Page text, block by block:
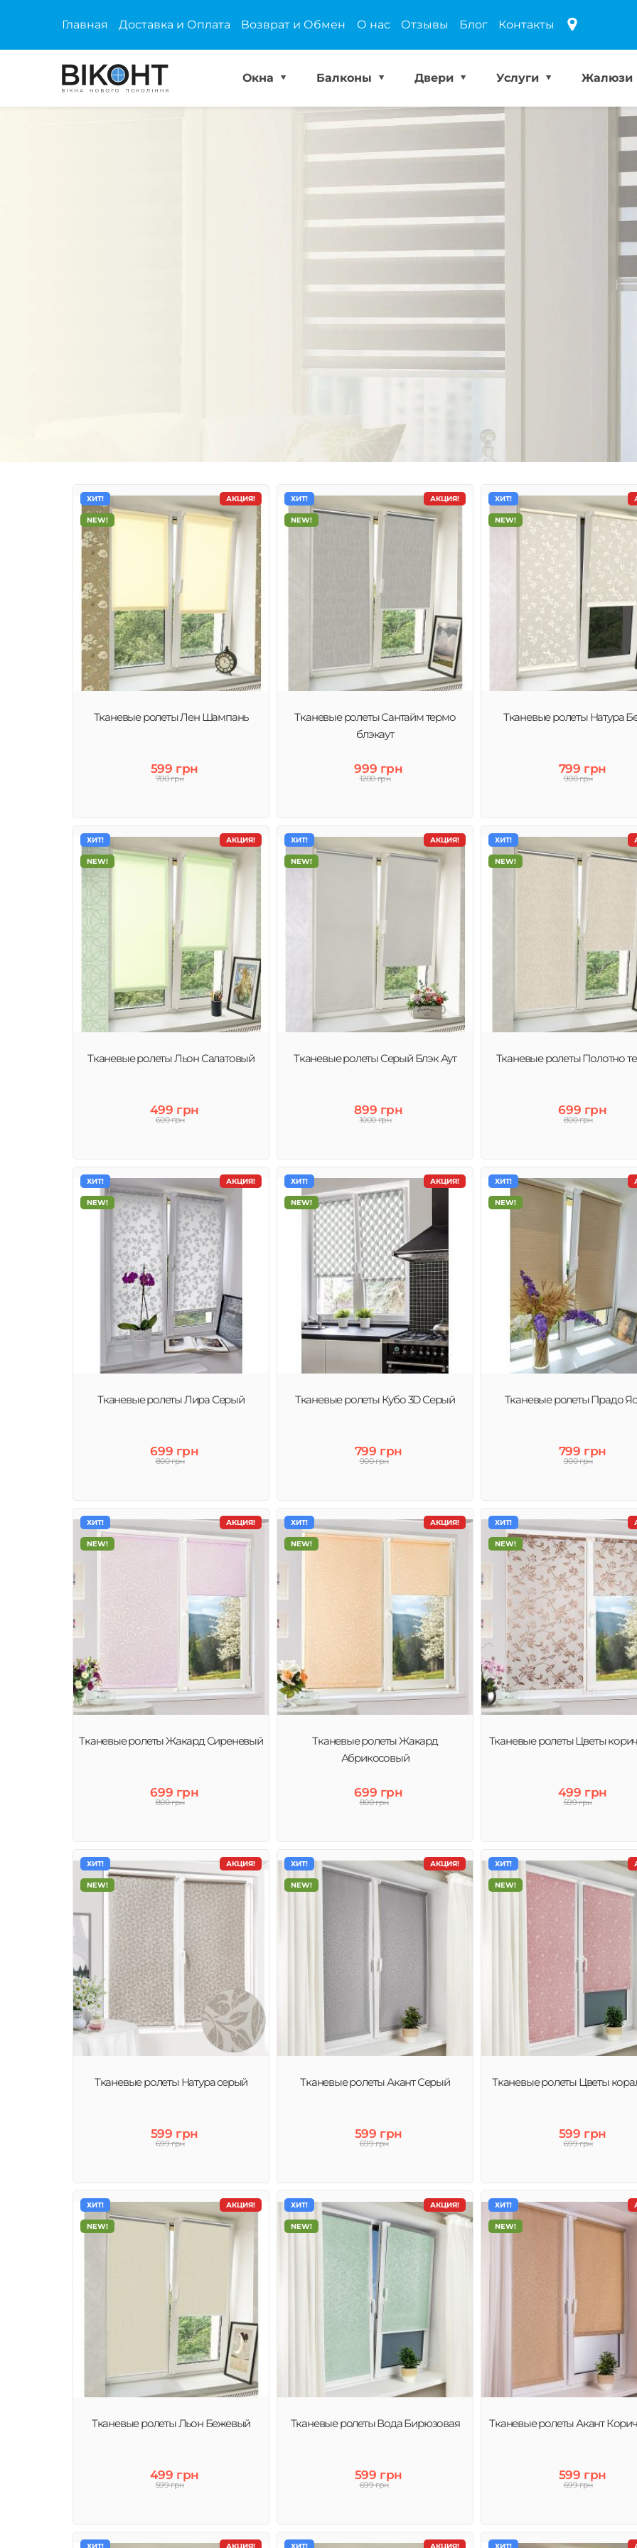
Главная Доставка и Оплата Возврат и Обмен О нас Отзывы Блог Контакты
Окна Балконы Двери Услуги Жалюзи
Тканевые ролеты
Рулонные шторы (тканевые ролеты) – это современное
качественное и стильное решение декора окна и защиты
АКЦИЯ!
ХИТ!
NEW!
Тканевые ролеты Лен Шампань
599 грн
700 грн
АКЦИЯ!
ХИТ!
NEW!
Тканевые ролеты Сантайм термо
блэкаут
999 грн
1200 грн
ХИТ!
NEW!
Тканевые ролеты Натура
799 грн
900 грн
АКЦИЯ!
ХИТ!
NEW!
Тканевые ролеты Льон Салатовый
499 грн
600 грн
АКЦИЯ!
ХИТ!
NEW!
Тканевые ролеты Серый Блэк Аут
899 грн
1000 грн
ХИТ!
NEW!
Тканевые ролеты Полотно
699 грн
800 грн
АКЦИЯ!
ХИТ!
NEW!
Тканевые ролеты Лира Серый
699 грн
800 грн
АКЦИЯ!
ХИТ!
NEW!
Тканевые ролеты Кубо 3D Серый
799 грн
900 грн
ХИТ!
NEW!
Тканевые ролеты Прадо
799 грн
900 грн
АКЦИЯ!
ХИТ!
NEW!
Тканевые ролеты Жакард Сиреневый
699 грн
800 грн
АКЦИЯ!
ХИТ!
NEW!
Тканевые ролеты Жакард
Абрикосовый
699 грн
800 грн
ХИТ!
NEW!
Тканевые ролеты Цветы
499 грн
599 грн
АКЦИЯ!
ХИТ!
NEW!
Тканевые ролеты Натура серый
599 грн
699 грн
АКЦИЯ!
ХИТ!
NEW!
Тканевые ролеты Акант Серый
599 грн
699 грн
ХИТ!
NEW!
Тканевые ролеты Цветы
599 грн
699 грн
АКЦИЯ!
ХИТ!
NEW!
Тканевые ролеты Льон Бежевый
499 грн
599 грн
АКЦИЯ!
ХИТ!
NEW!
Тканевые ролеты Вода Бирюзовая
599 грн
699 грн
ХИТ!
NEW!
Тканевые ролеты Акант
599 грн
699 грн